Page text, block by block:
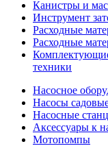
Канистры и
Инструмент
Расходные
Расходные
техники
Насосное
Насосы
Насосные
Аксессуары к
Мотопомпы